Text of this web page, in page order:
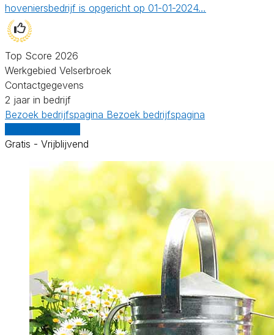
hoveniersbedrijf is opgericht op 01-01-2024…
Top Score 2026
Werkgebied Velserbroek
Contactgegevens
2 jaar in bedrijf
Bezoek bedrijfspagina Bezoek bedrijfspagina
Gratis - Vrijblijvend